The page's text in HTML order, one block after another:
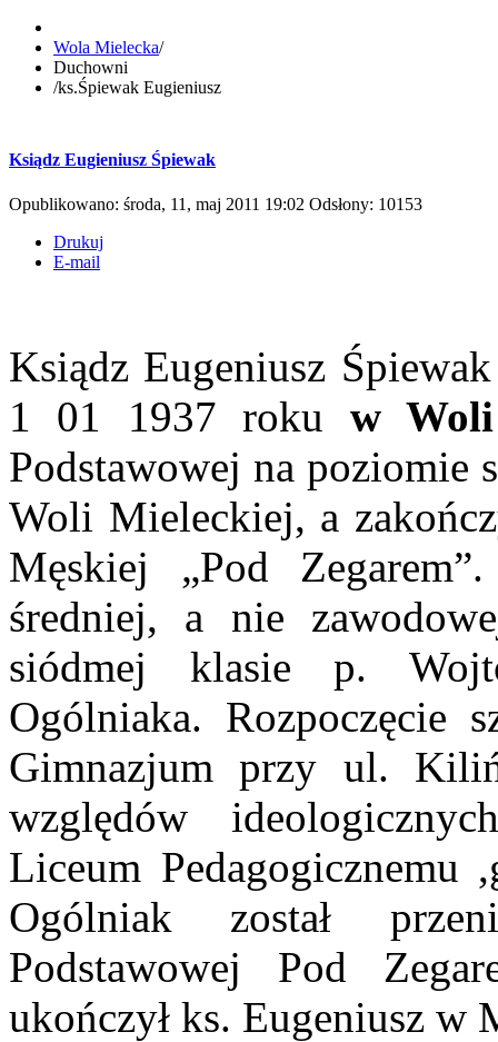
Wola Mielecka/
Duchowni
/ks.Śpiewak Eugieniusz
Ksiądz Eugieniusz Śpiewak
Opublikowano: środa, 11, maj 2011 19:02 Odsłony: 10153
Drukuj
E-mail
Ksiądz Eugeniusz
1 01 1937 roku w
Podstawowej na poziomie
Woli Mieleckiej, a
Męskiej „Pod
średniej, a nie
siódmej klasie p.
Ogólniaka. Rozpoczęcie
Gimnazjum przy ul.
względów
Liceum
Ogólniak został
Podstawowej Pod
ukończył ks. Eugeniusz w